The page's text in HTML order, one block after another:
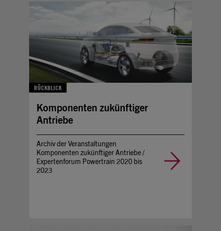
RÜCKBLICK
Komponenten zukünftiger
Antriebe
Archiv der Veranstaltungen
Komponenten zukünftiger Antriebe /
Expertenforum Powertrain 2020 bis
2023